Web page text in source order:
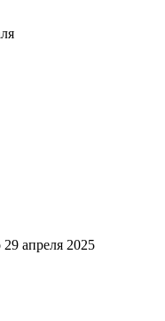
29 апреля 2025